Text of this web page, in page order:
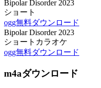
Bipolar Disorder 2023
ショート
ogg無料ダウンロード
Bipolar Disorder 2023
ショートカラオケ
ogg無料ダウンロード
m4aダウンロード